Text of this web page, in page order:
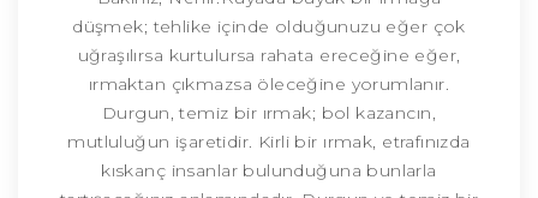
düşmek; tehlike içinde olduğunuzu eğer çok
uğraşılırsa kurtulursa rahata ereceğine eğer,
ırmaktan çıkmazsa öleceğine yorumlanır.
Durgun, temiz bir ırmak; bol kazancın,
mutluluğun işaretidir. Kirli bir ırmak, etrafınızda
kıskanç insanlar bulunduğuna bunlarla